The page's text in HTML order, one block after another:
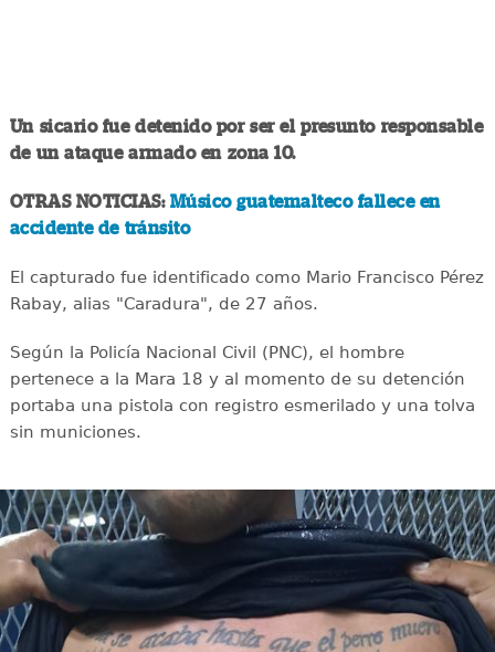
Un sicario fue detenido por ser el presunto responsable
de un ataque armado en zona 10.
OTRAS NOTICIAS: Músico guatemalteco fallece en
accidente de tránsito
El capturado fue identificado como Mario Francisco Pérez
Rabay, alias "Caradura", de 27 años.
Según la Policía Nacional Civil (PNC), el hombre
pertenece a la Mara 18 y al momento de su detención
portaba una pistola con registro esmerilado y una tolva
sin municiones.